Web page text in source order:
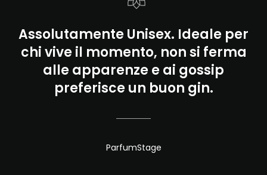
Assolutamente Unisex. Ideale per
chi vive il momento, non si ferma
alle apparenze e ai gossip
preferisce un buon gin.
ParfumStage